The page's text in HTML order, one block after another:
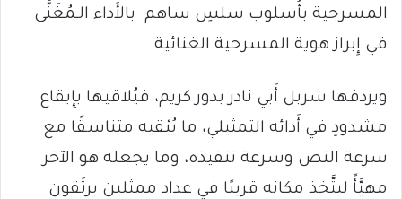
المسرحية بأُسلوب سلسٍ ساهم بالأَداء الـمُغَنَّى
في إِبراز هوية المسرحية الغنائية.
ويردفها شربل أَبي نادر بدور كريم، فيُلاقيها بإِيقاع
مشدودٍ في أَدائه التمثيلي، ما يُبْقيه متناسقًا مع
سرعة النص وسرعة تنفيذه، وما يجعله هو الآخر
مهيَّأً ليتَّخذ مكانه قريبًا في عداد ممثلين يرتَقون